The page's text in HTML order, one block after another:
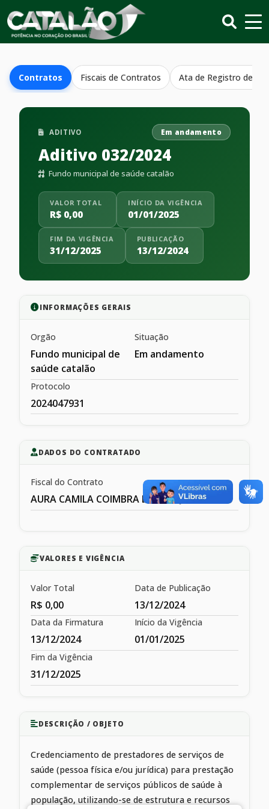
Contratos Fiscais de Contratos Ata de Registro de
ADITIVO Em andamento
Aditivo 032/2024
Fundo municipal de saúde catalão
VALOR TOTAL
R$ 0,00
INÍCIO DA VIGÊNCIA
01/01/2025
FIM DA VIGÊNCIA
31/12/2025
PUBLICAÇÃO
13/12/2024
INFORMAÇÕES GERAIS
Orgão
Fundo municipal de
saúde catalão
Situação
Em andamento
Protocolo
2024047931
DADOS DO CONTRATADO
Fiscal do Contrato
AURA CAMILA COIMBRA DE MESQIUITA
VALORES E VIGÊNCIA
Valor Total
R$ 0,00
Data de Publicação
13/12/2024
Data da Firmatura
13/12/2024
Início da Vigência
01/01/2025
Fim da Vigência
31/12/2025
DESCRIÇÃO / OBJETO
Credenciamento de prestadores de serviços de
saúde (pessoa física e/ou jurídica) para prestação
complementar de serviços públicos de saúde à
população, utilizando-se de estrutura e recursos